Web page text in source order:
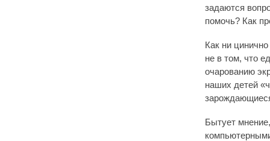
задаются
помочь? Как
Как ни
не в том, что
очарованию
наших детей
Бытует